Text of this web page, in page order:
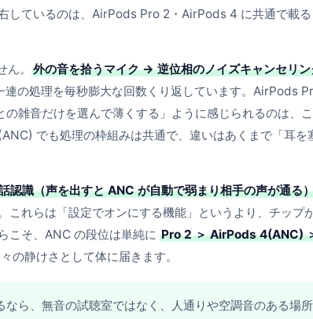
しているのは、AirPods Pro 2・AirPods 4 に共通で載る
。
外の音を拾うマイク → 逆位相のノイズキャンセリン
連の処理を毎秒膨大な回数くり返しています。AirPods
雑音だけを選んで薄くする」ように感じられるのは、
でも処理の枠組みは共通で、違いはあくまで「耳を
認識（声を出すと ANC が自動で弱まり相手の声が通る
れらは「設定でオンにする機能」というより、チップ
こそ、ANC の段位は単純に Pro 2 ＞ AirPods 4(ANC)
の静けさとして体に届きます。
ら、無音の試聴室ではなく、人通りや空調音のある場所